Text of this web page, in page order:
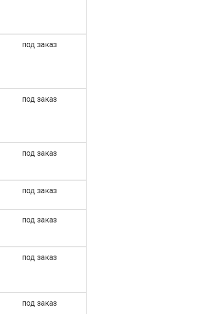
под заказ
под заказ
под заказ
под заказ
под заказ
под заказ
под заказ